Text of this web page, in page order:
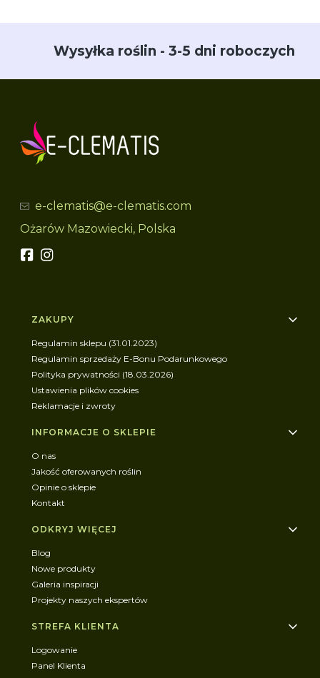
Wysyłka roślin - 3-5 dni roboczych
e-clematis@e-clematis.com
Ożarów Mazowiecki, Polska
Linki w stopce
ZAKUPY
Regulamin sklepu (31.01.2023)
Regulamin sprzedaży E-Bonu Podarunkowego
Polityka prywatności (18.03.2026)
Ustawienia plików cookies
Reklamacje i zwroty
INFORMACJE O SKLEPIE
O nas
Jakość oferowanych roślin
Opinie o sklepie
Kontakt
ODKRYJ WIĘCEJ
Blog
Nowe produkty
Galeria inspiracji
Projekty naszych ekspertów
STREFA KLIENTA
Logowanie
Panel Klienta